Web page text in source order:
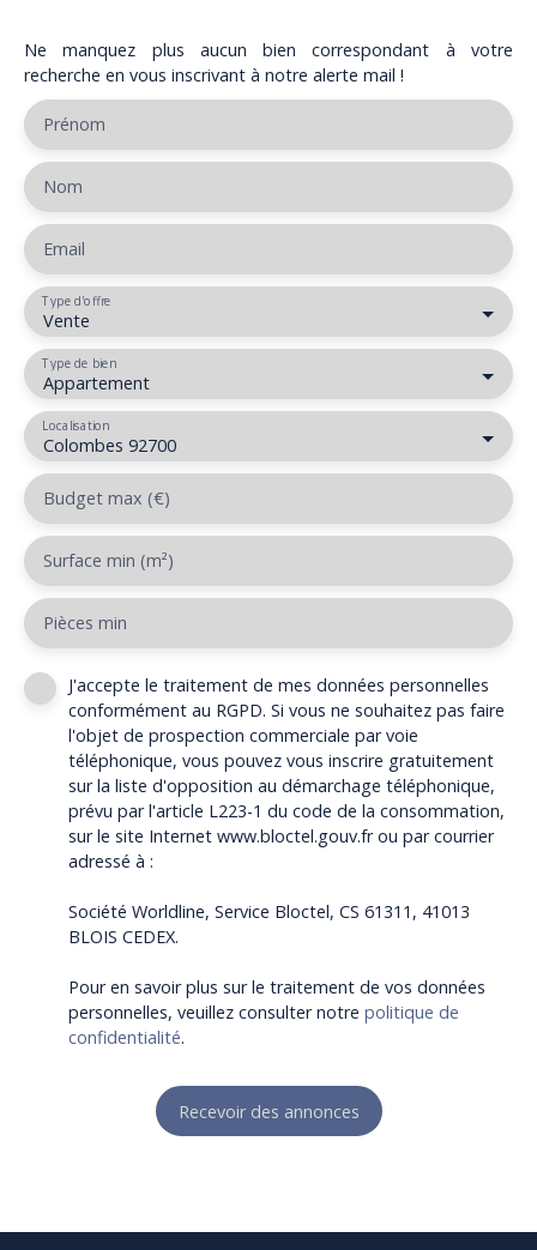
Ne manquez plus aucun bien correspondant à votre
recherche en vous inscrivant à notre alerte mail !
Prénom
Nom
Email
Vente
Type d'offre
Appartement
Type de bien
Colombes 92700
Localisation
Budget max (€)
Surface min (m²)
Pièces min
J'accepte le traitement de mes données personnelles
conformément au RGPD. Si vous ne souhaitez pas faire
l'objet de prospection commerciale par voie
téléphonique, vous pouvez vous inscrire gratuitement
sur la liste d'opposition au démarchage téléphonique,
prévu par l'article L223-1 du code de la consommation,
sur le site Internet www.bloctel.gouv.fr ou par courrier
adressé à :
Société Worldline, Service Bloctel, CS 61311, 41013
BLOIS CEDEX.
Pour en savoir plus sur le traitement de vos données
personnelles, veuillez consulter notre politique de
confidentialité.
Recevoir des annonces